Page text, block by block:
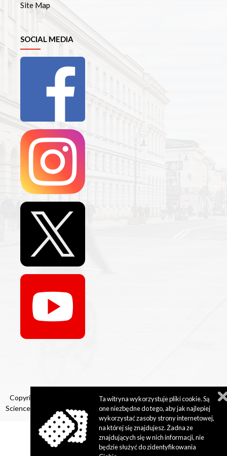
Site Map
SOCIAL MEDIA
Copyright 2024 © Institute of Literary Research Polish Academy of
Sciences. All rights reserved. Implementation by:perfekcyjneStrony.pl
Ta witryna wykorzystuje pliki cookie. Są
one niezbędne do tego, aby jak najlepiej
wykorzystać zasoby strony internetowej,
na której się znajdujesz. Żadna ze
znajdujących się w nich informacji, nie
będzie służyć do zidentyfikowania